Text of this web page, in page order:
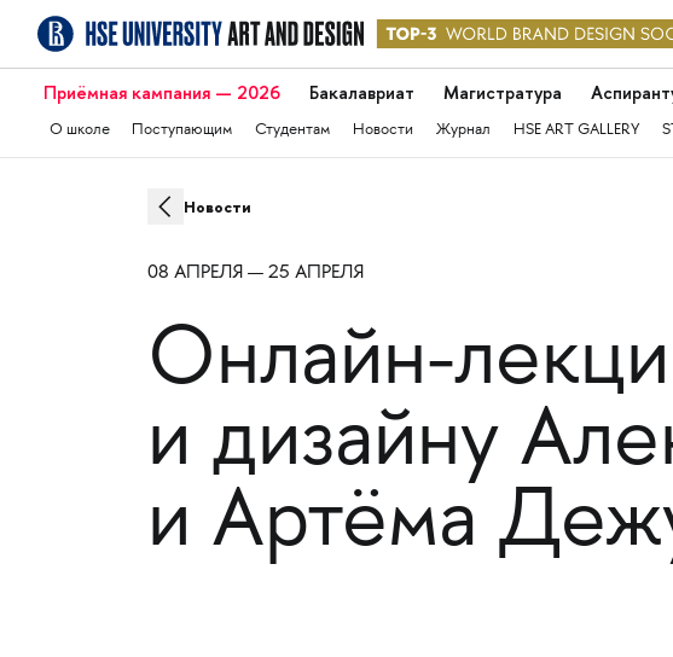
Приёмная кампания — 2026 Бакалавриат Магистратура
О школе Поступающим Студентам Новости Журнал HSE ART GALLERY
Новости
08 АПРЕЛЯ — 25 АПРЕЛЯ
Онлайн-
и дизайну
и Артёма